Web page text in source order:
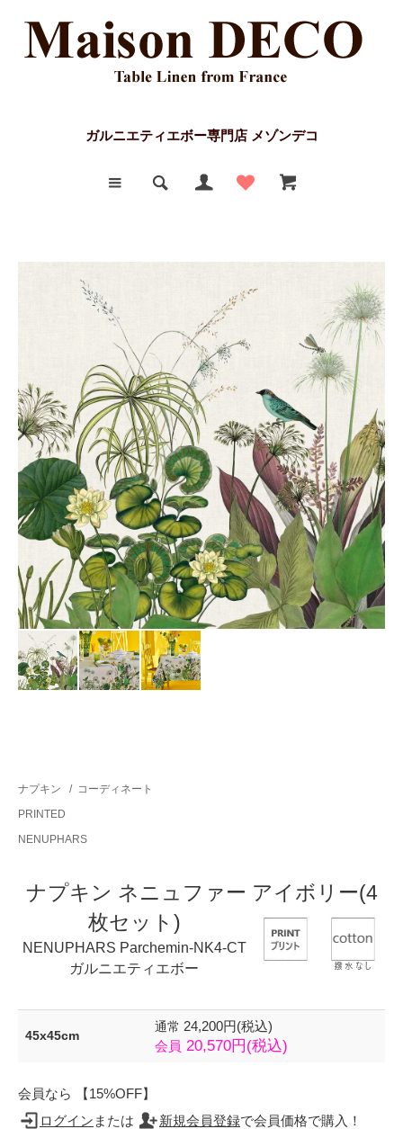
ガルニエティエボー専門店 メゾンデコ
ナプキン / コーディネート
PRINTED
NENUPHARS
ナプキン ネニュファー アイボリー(4
枚セット)
NENUPHARS Parchemin-NK4-CT
ガルニエティエボー
45x45cm
通常 24,200円(税込)
会員 20,570円(税込)
会員なら 【15%OFF】
ログイン または 新規会員登録で会員価格で購入！